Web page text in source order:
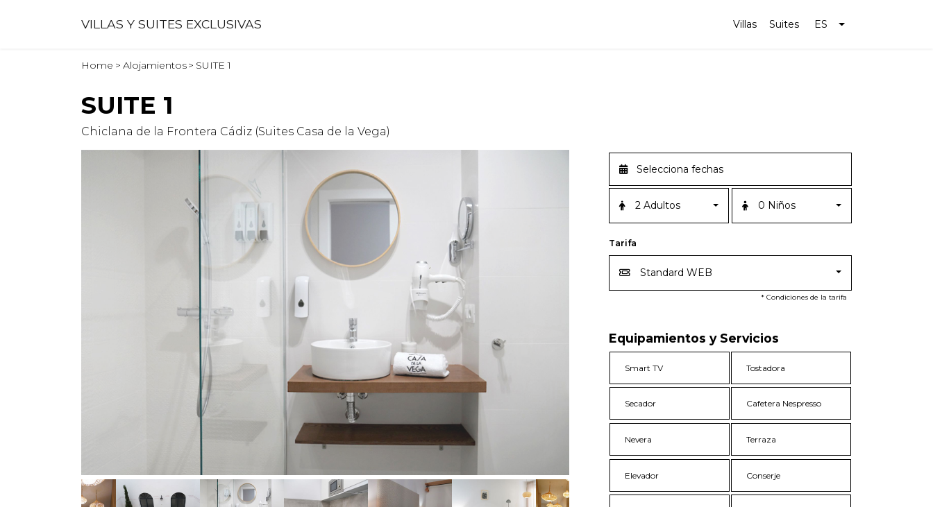
VILLAS Y SUITES EXCLUSIVAS ES
Villas Suites
Home > Alojamientos> SUITE 1
SUITE 1
Chiclana de la Frontera Cádiz (Suites Casa de la Vega)
2 Adultos 0 Niños
Tarifa
Standard WEB
* Condiciones de la tarifa
Equipamientos y Servicios
Smart TV Tostadora
Secador Cafetera Nespresso
Nevera Terraza
Elevador Conserje